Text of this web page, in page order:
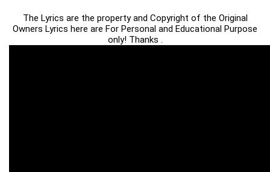
The Lyrics are the property and Copyright of the Original
Owners Lyrics here are For Personal and Educational Purpose
only! Thanks .